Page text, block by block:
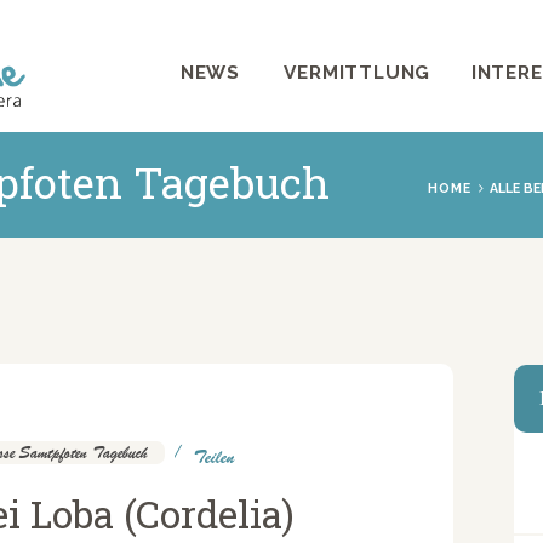
NEWS VERMITTLUNG
Tagebuch HOME ALLE
VERMITTLUNG
WIE HELFEN
Samtpfoten Tagebuch Teilen
Loba (Cordelia)